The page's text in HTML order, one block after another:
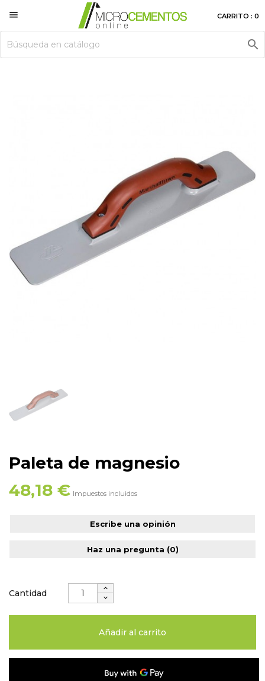
 CARRITO : 0

Paleta de magnesio
48,18 € Impuestos incluidos
Escribe una opinión
Haz una pregunta (0)
Cantidad
Añadir al carrito